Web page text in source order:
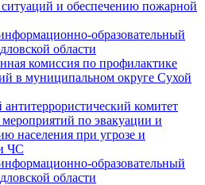
и обеспечению пожарной
образовательный
области
комиссия по профилактике
в муниципальном округе Сухой
комитет
по эвакуации и
населения при угрозе и
ЧС
образовательный
области